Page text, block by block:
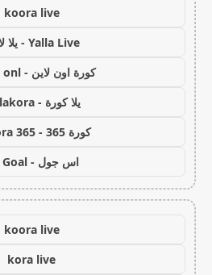
koora live
Yalla Live - يلا لايف
كورة اون لاين - koora onl
يلا كورة - yallakora
كورة 365 - kooora 365
اس جول - AS Goal
koora live
kora live